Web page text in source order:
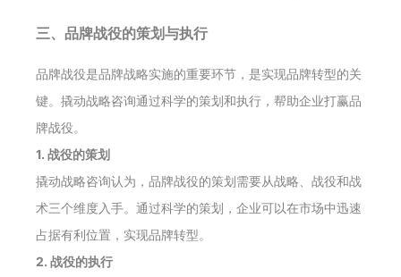
三、品牌战役的策划与执行
品牌战役是品牌战略实施的重要环节，是实现品牌转型的关
键。撬动战略咨询通过科学的策划和执行，帮助企业打赢品
牌战役。
1. 战役的策划
撬动战略咨询认为，品牌战役的策划需要从战略、战役和战
术三个维度入手。通过科学的策划，企业可以在市场中迅速
占据有利位置，实现品牌转型。
2. 战役的执行